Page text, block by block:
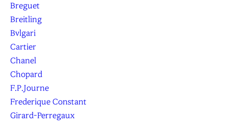
Breguet
Breitling
Bvlgari
Cartier
Chanel
Chopard
F.P.Journe
Frederique Constant
Girard-Perregaux